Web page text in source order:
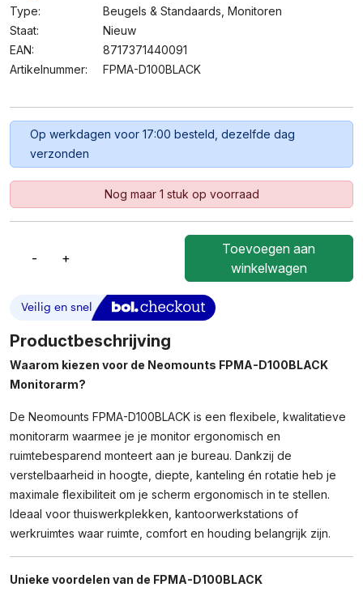
Type: Beugels & Standaards Monitoren
Staat:
Nieuw
EAN:
8717371440091
Artikelnummer:
FPMA-D100BLACK
Op werkdagen voor 17:00 besteld, dezelfde dag
verzonden
Nog maar 1 stuk op voorraad
-
Neomounts
D100BLACK
Monitorarm
Aantal
+
Toevoegen aan
winkelwagen
Productbeschrijving
Waarom kiezen voor de Neomounts FPMA-D100BLACK
Monitorarm?
De Neomounts FPMA-D100BLACK is een flexibele, kwalitatieve
monitorarm waarmee je je monitor ergonomisch en
ruimtebesparend monteert aan je bureau. Dankzij de
verstelbaarheid in hoogte, diepte, kanteling én rotatie heb je
maximale flexibiliteit om je scherm ergonomisch in te stellen.
Ideaal voor thuiswerkplekken, kantoorwerkstations of
werkruimtes waar ruimte, comfort en houding belangrijk zijn.
Unieke voordelen van de FPMA-D100BLACK